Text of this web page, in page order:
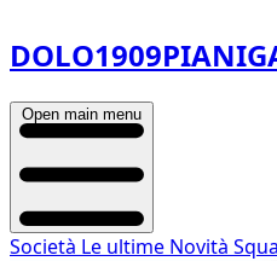
Open main menu
Società Le ultime Novità